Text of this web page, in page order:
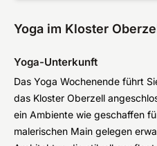
Yoga im Kloster
Yoga-Unterkunft
Das Yoga Wochenende führt
das Kloster Oberzell
ein Ambiente wie geschaffen
malerischen Main gelegen